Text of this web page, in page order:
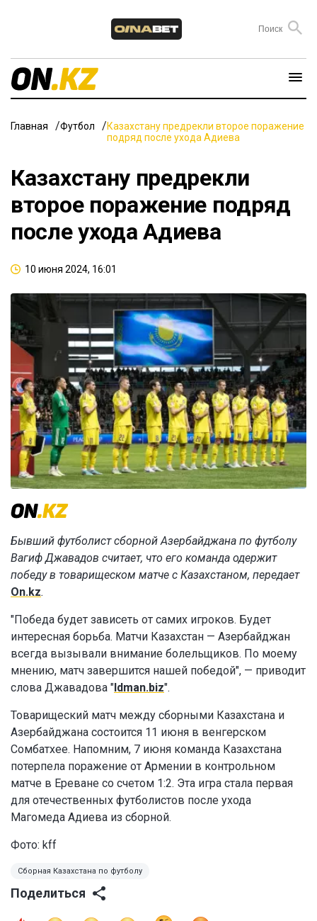
Главная Футбол
Казахстану предрекли второе поражение
подряд после ухода Адиева
Казахстану предрекли
второе поражение подряд
после ухода Адиева
10 июня 2024, 16:01
Бывший футболист сборной Азербайджана по футболу
Вагиф Джавадов считает, что его команда одержит
победу в товарищеском матче с Казахстаном, передает
On.kz.
"Победа будет зависеть от самих игроков. Будет
интересная борьба. Матчи Казахстан — Азербайджан
всегда вызывали внимание болельщиков. По моему
мнению, матч завершится нашей победой", — приводит
слова Джавадова " Idman.biz".
Товарищеский матч между сборными Казахстана и
Азербайджана состоится 11 июня в венгерском
Сомбатхее. Напомним, 7 июня команда Казахстана
потерпела поражение от Армении в контрольном
матче в Ереване со счетом 1:2. Эта игра стала первая
для отечественных футболистов после ухода
Магомеда Адиева из сборной.
Фото: kff
Сборная Казахстана по футболу
Поделиться